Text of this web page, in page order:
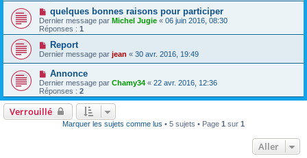
quelques bonnes raisons pour participer
Dernier message par Michel Jugie « 06 juin 2016, 08:30
Réponses : 1
Report
Dernier message par jean « 30 avr. 2016, 19:49
Annonce
Dernier message par Chamy34 « 22 avr. 2016, 12:36
Réponses : 2
Verrouillé
Marquer les sujets comme lus • 5 sujets • Page 1 sur 1
Aller